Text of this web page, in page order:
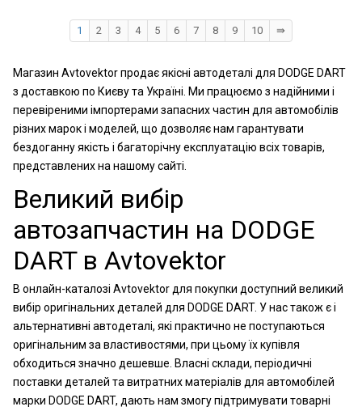
1 2 3 4 5 6 7 8 9 10 ⇛
Магазин Avtovektor продає якісні автодеталі для DODGE DART
з доставкою по Києву та Україні. Ми працюємо з надійними і
перевіреними імпортерами запасних частин для автомобілів
різних марок і моделей, що дозволяє нам гарантувати
бездоганну якість і багаторічну експлуатацію всіх товарів,
представлених на нашому сайті.
Великий вибір
автозапчастин на DODGE
DART в Avtovektor
В онлайн-каталозі Avtovektor для покупки доступний великий
вибір оригінальних деталей для DODGE DART. У нас також є і
альтернативні автодеталі, які практично не поступаються
оригінальним за властивостями, при цьому їх купівля
обходиться значно дешевше. Власні склади, періодичні
поставки деталей та витратних матеріалів для автомобілей
марки DODGE DART, дають нам змогу підтримувати товарні